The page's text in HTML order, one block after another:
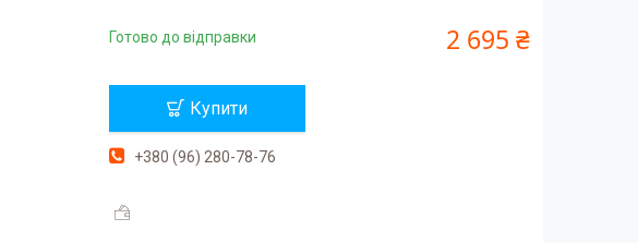
Готово до відправки 2 695 ₴
Купити
+380 (96) 280-78-76